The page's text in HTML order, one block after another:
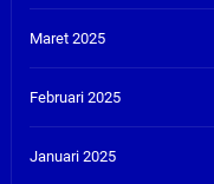
Maret 2025
Februari 2025
Januari 2025